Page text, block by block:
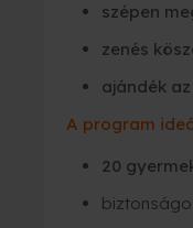
szépen
zenés
ajándék
A program
20